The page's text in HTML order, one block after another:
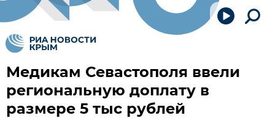
Медикам Севастополя ввели
региональную доплату в
размере 5 тыс рублей